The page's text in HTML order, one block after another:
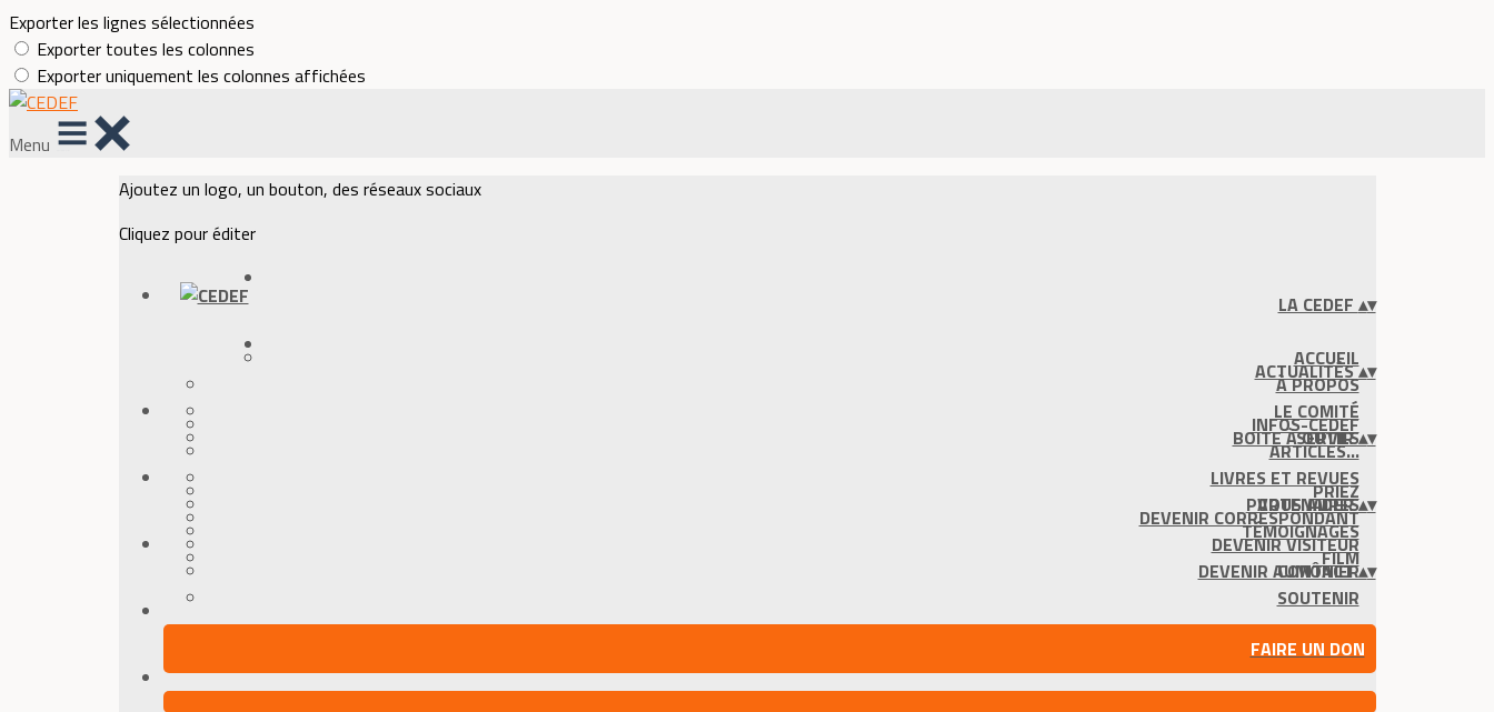
Exporter les lignes sélectionnées
Exporter toutes les colonnes
Exporter uniquement les colonnes affichées
Menu
Ajoutez un logo, un bouton, des réseaux sociaux
Cliquez pour éditer
LA CEDEF ▴▾
ACCUEIL
À PROPOS
LE COMITÉ
BOITE À OUTILS
ACTUALITÉS▴▾
INFOS-CEDEF
ARTICLES...
LIVRES ET REVUES
PARTENAIRES
TÉMOIGNAGES
FILM
SERVIR▴▾
PRIEZ
DEVENIR CORRESPONDANT
DEVENIR VISITEUR
DEVENIR AUMÔNIER
SOUTENIR
VOUS AIDER▴▾
CONTACT▴▾
FAIRE UN DON